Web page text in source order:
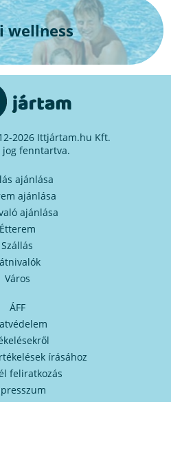
wellness
2026 Ittjártam.hu Kft.
fenntartva.
ajánlása
ajánlása
ajánlása
Étterem
Szállás
Város
ÁFF
írásához
feliratkozás